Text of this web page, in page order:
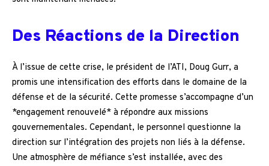
Des Réactions de la Direction
À l’issue de cette crise, le président de l’ATI, Doug Gurr, a
promis une intensification des efforts dans le domaine de la
défense et de la sécurité. Cette promesse s’accompagne d’un
*engagement renouvelé* à répondre aux missions
gouvernementales. Cependant, le personnel questionne la
direction sur l’intégration des projets non liés à la défense.
Une atmosphère de méfiance s’est installée, avec des